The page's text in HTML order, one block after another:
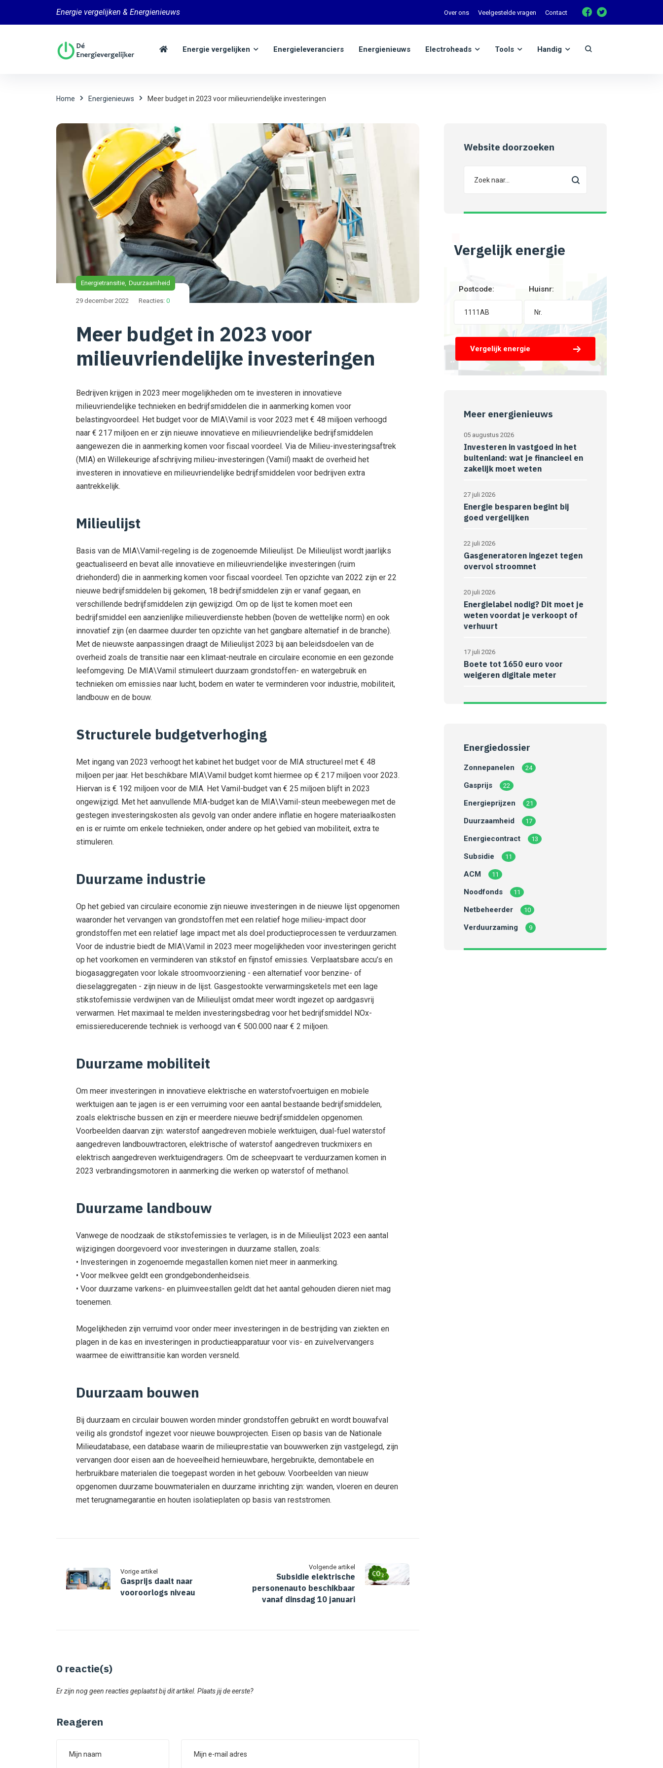
Energie vergelijken & Energienieuws Over ons Veelgestelde vragen Contact
Energie vergelijken Energieleveranciers Energienieuws Electroheads Tools Handig
Home Energienieuws Meer budget in 2023 voor milieuvriendelijke investeringen
Energietransitie Duurzaamheid
29 december 2022 Reacties: 0
Meer budget in 2023 voor
milieuvriendelijke investeringen
Bedrijven krijgen in 2023 meer mogelijkheden om te investeren in innovatieve
milieuvriendelijke technieken en bedrijfsmiddelen die in aanmerking komen voor
belastingvoordeel. Het budget voor de MIA\Vamil is voor 2023 met € 48 miljoen verhoogd
naar € 217 miljoen en er zijn nieuwe innovatieve en milieuvriendelijke bedrijfsmiddelen
aangewezen die in aanmerking komen voor fiscaal voordeel. Via de Milieu-investeringsaftrek
(MIA) en Willekeurige afschrijving milieu-investeringen (Vamil) maakt de overheid het
investeren in innovatieve en milieuvriendelijke bedrijfsmiddelen voor bedrijven extra
aantrekkelijk.
Milieulijst
Basis van de MIA\Vamil-regeling is de zogenoemde Milieulijst. De Milieulijst wordt jaarlijks
geactualiseerd en bevat alle innovatieve en milieuvriendelijke investeringen (ruim
driehonderd) die in aanmerking komen voor fiscaal voordeel. Ten opzichte van 2022 zijn er 22
nieuwe bedrijfsmiddelen bij gekomen, 18 bedrijfsmiddelen zijn er vanaf gegaan, en
verschillende bedrijfsmiddelen zijn gewijzigd. Om op de lijst te komen moet een
bedrijfsmiddel een aanzienlijke milieuverdienste hebben (boven de wettelijke norm) en ook
innovatief zijn (en daarmee duurder ten opzichte van het gangbare alternatief in de branche).
Met de nieuwste aanpassingen draagt de Milieulijst 2023 bij aan beleidsdoelen van de
overheid zoals de transitie naar een klimaat-neutrale en circulaire economie en een gezonde
leefomgeving. De MIA\Vamil stimuleert duurzaam grondstoffen- en watergebruik en
technieken om emissies naar lucht, bodem en water te verminderen voor industrie, mobiliteit,
landbouw en de bouw.
Structurele budgetverhoging
Met ingang van 2023 verhoogt het kabinet het budget voor de MIA structureel met € 48
miljoen per jaar. Het beschikbare MIA\Vamil budget komt hiermee op € 217 miljoen voor 2023.
Hiervan is € 192 miljoen voor de MIA. Het Vamil-budget van € 25 miljoen blijft in 2023
ongewijzigd. Met het aanvullende MIA-budget kan de MIA\Vamil-steun meebewegen met de
gestegen investeringskosten als gevolg van onder andere inflatie en hogere materiaalkosten
en is er ruimte om enkele technieken, onder andere op het gebied van mobiliteit, extra te
stimuleren.
Duurzame industrie
Op het gebied van circulaire economie zijn nieuwe investeringen in de nieuwe lijst opgenomen
waaronder het vervangen van grondstoffen met een relatief hoge milieu-impact door
grondstoffen met een relatief lage impact met als doel productieprocessen te verduurzamen.
Voor de industrie biedt de MIA\Vamil in 2023 meer mogelijkheden voor investeringen gericht
op het voorkomen en verminderen van stikstof en fijnstof emissies. Verplaatsbare accu’s en
biogasaggregaten voor lokale stroomvoorziening - een alternatief voor benzine- of
dieselaggregaten - zijn nieuw in de lijst. Gasgestookte verwarmingsketels met een lage
stikstofemissie verdwijnen van de Milieulijst omdat meer wordt ingezet op aardgasvrij
verwarmen. Het maximaal te melden investeringsbedrag voor het bedrijfsmiddel NOx-
emissiereducerende techniek is verhoogd van € 500.000 naar € 2 miljoen.
Duurzame mobiliteit
Om meer investeringen in innovatieve elektrische en waterstofvoertuigen en mobiele
werktuigen aan te jagen is er een verruiming voor een aantal bestaande bedrijfsmiddelen,
zoals elektrische bussen en zijn er meerdere nieuwe bedrijfsmiddelen opgenomen.
Voorbeelden daarvan zijn: waterstof aangedreven mobiele werktuigen, dual-fuel waterstof
aangedreven landbouwtractoren, elektrische of waterstof aangedreven truckmixers en
elektrisch aangedreven werktuigendragers. Om de scheepvaart te verduurzamen komen in
2023 verbrandingsmotoren in aanmerking die werken op waterstof of methanol.
Duurzame landbouw
Vanwege de noodzaak de stikstofemissies te verlagen, is in de Milieulijst 2023 een aantal
wijzigingen doorgevoerd voor investeringen in duurzame stallen, zoals:
• Investeringen in zogenoemde megastallen komen niet meer in aanmerking.
• Voor melkvee geldt een grondgebondenheidseis.
• Voor duurzame varkens- en pluimveestallen geldt dat het aantal gehouden dieren niet mag
toenemen.
Mogelijkheden zijn verruimd voor onder meer investeringen in de bestrijding van ziekten en
plagen in de kas en investeringen in productieapparatuur voor vis- en zuivelvervangers
waarmee de eiwittransitie kan worden versneld.
Duurzaam bouwen
Bij duurzaam en circulair bouwen worden minder grondstoffen gebruikt en wordt bouwafval
veilig als grondstof ingezet voor nieuwe bouwprojecten. Eisen op basis van de Nationale
Milieudatabase, een database waarin de milieuprestatie van bouwwerken zijn vastgelegd, zijn
vervangen door eisen aan de hoeveelheid hernieuwbare, hergebruikte, demontabele en
herbruikbare materialen die toegepast worden in het gebouw. Voorbeelden van nieuw
opgenomen duurzame bouwmaterialen en duurzame inrichting zijn: wanden, vloeren en deuren
met terugnamegarantie en houten isolatieplaten op basis van reststromen.
Vorige artikel
Gasprijs daalt naar
vooroorlogs niveau
Volgende artikel
Subsidie elektrische
personenauto beschikbaar
vanaf dinsdag 10 januari
0 reactie(s)
Er zijn nog geen reacties geplaatst bij dit artikel. Plaats jij de eerste?
Reageren
Website doorzoeken
Vergelijk energie
Postcode: Huisnr:
Vergelijk energie
Meer energienieuws
05 augustus 2026
Investeren in vastgoed in het
buitenland: wat je financieel en
zakelijk moet weten
27 juli 2026
Energie besparen begint bij
goed vergelijken
22 juli 2026
Gasgeneratoren ingezet tegen
overvol stroomnet
20 juli 2026
Energielabel nodig? Dit moet je
weten voordat je verkoopt of
verhuurt
17 juli 2026
Boete tot 1650 euro voor
weigeren digitale meter
Energiedossier
Zonnepanelen 24
Gasprijs 22
Energieprijzen 21
Duurzaamheid 17
Energiecontract 13
Subsidie 11
ACM 11
Noodfonds 11
Netbeheerder 10
Verduurzaming 9